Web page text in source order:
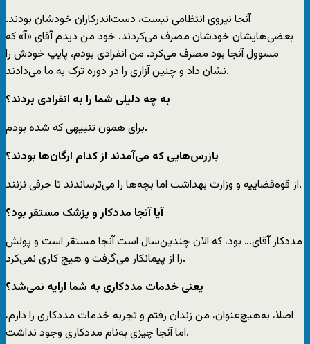
آنجا نیروی انتظامی نیست، دست‌اندرکاران خودشان بودند.
بعضی‌هایشان خودشان مصرف می‌کردند. خود من دیدم آقای «آ» که
مسوول آنجا بود مصرف می‌کرد. من انفرادی بودم، پایپ خودش را
نشان داد و چنین آزاری را در دوره ترک به ما می‌دادند.
‌به چه دلیلی شما را به انفرادی بردند؟
برای همون تنبیهی که شده بودم.
‌بازرس‌هایی که می‌آمدند از کدام ارگان‌ها بودند؟
از قوه‌قضاییه و وزارت بهداشت اما بچه‌ها را می‌ترساندند تا حرفی نزنند.
‌آیا آنجا مددکار و پزشک مستقر بود؟
مددکار آقای… بود، که الان چندین‌سال است آنجا مستقر است و پولش
را از پیمانکار می‌گرفت و هیچ کاری نمی‌کرد.
‌یعنی خدمات مددکاری به شما ارایه نمی‌شد؟
اصلا، به‌هیچ‌عنوان، من زندان رفتم و تجربه خدمات مددکاری را دارم،
اما آنجا چیزی به‌نام مددکاری وجود نداشت.